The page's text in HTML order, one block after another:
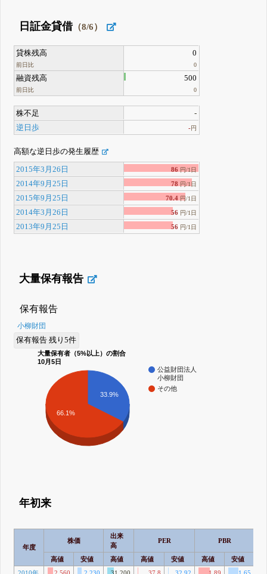
日証金貸借（8/6）
貸株残高
前日比
0
0
融資残高
前日比
500
0
株不足
-
逆日歩
-円
高額な逆日歩の発生履歴
2015年3月26日 86 円/1日
2014年9月25日 78 円/1日
2015年9月25日 70.4 円/1日
2014年3月26日 56 円/1日
2013年9月25日 56 円/1日
大量保有報告
保有報告
小柳財団
保有報告 残り5件
大量保有者（5%以上）の割合
10月5日
公益財団法人
小柳財団
その他
33.9%
66.1%
年初来
年度
株価
出来
高
PER PBR
高値 安値 高値 高値 安値 高値 安値